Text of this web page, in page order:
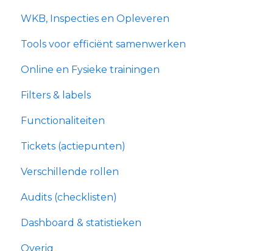
WKB, Inspecties en Opleveren
Tools voor efficiënt samenwerken
Online en Fysieke trainingen
Filters & labels
Functionaliteiten
Tickets (actiepunten)
Verschillende rollen
Audits (checklisten)
Dashboard & statistieken
Overig